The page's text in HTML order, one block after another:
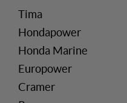
Tima
Hondapower
Honda Marine
Europower
Cramer